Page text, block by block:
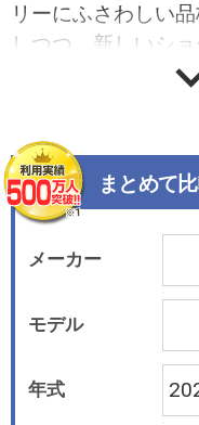
リーにふさわしい
しつつ、新しいシ
と謳っている。 エ
マに、水平・垂直
カーならではのプロ
帳面でくくった織
した造形を組み合
た。また、職人に
凰エンブレム」や
ボディに光沢をも
までこだわって仕
ンで活用できる、
室内空間」とアナ
まとめて
メーカー
モデル
年式